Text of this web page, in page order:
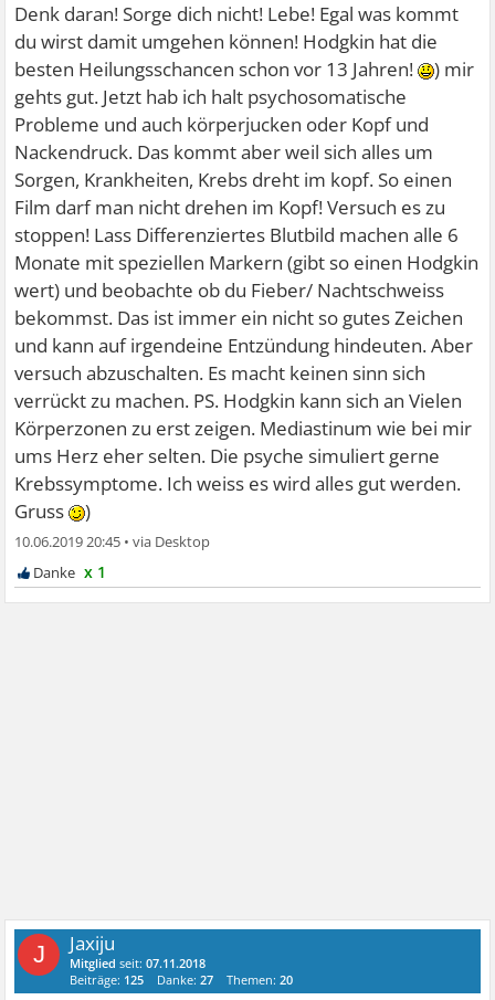
Denk daran! Sorge dich nicht! Lebe! Egal was kommt
du wirst damit umgehen können! Hodgkin hat die
besten Heilungsschancen schon vor 13 Jahren!
) mir
gehts gut. Jetzt hab ich halt psychosomatische
Probleme und auch körperjucken oder Kopf und
Nackendruck. Das kommt aber weil sich alles um
Sorgen, Krankheiten, Krebs dreht im kopf. So einen
Film darf man nicht drehen im Kopf! Versuch es zu
stoppen! Lass Differenziertes Blutbild machen alle 6
Monate mit speziellen Markern (gibt so einen Hodgkin
wert) und beobachte ob du Fieber/ Nachtschweiss
bekommst. Das ist immer ein nicht so gutes Zeichen
und kann auf irgendeine Entzündung hindeuten. Aber
versuch abzuschalten. Es macht keinen sinn sich
verrückt zu machen. PS. Hodgkin kann sich an Vielen
Körperzonen zu erst zeigen. Mediastinum wie bei mir
ums Herz eher selten. Die psyche simuliert gerne
Krebssymptome. Ich weiss es wird alles gut werden.
Gruss
)
10.06.2019 20:45 •
x 1
J Jaxiju
Mitglied seit:07.11.2018
Beiträge: 125 Danke:27 Themen:20